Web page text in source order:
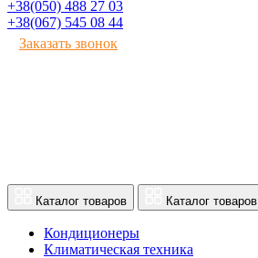
+38(050) 488 27 03
+38(067) 545 08 44
Заказать звонок
Каталог товаров Каталог товаров
Кондиционеры
Климатическая техника